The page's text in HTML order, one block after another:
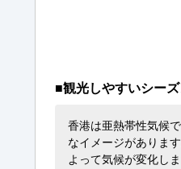
■観光しやすいシー
香港は亜熱帯性気候
なイメージがありま
よって気候が変化し